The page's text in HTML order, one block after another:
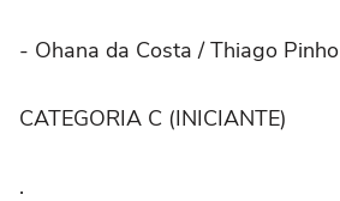
- Ohana da Costa / Thiago Pinho
CATEGORIA C (INICIANTE)
.